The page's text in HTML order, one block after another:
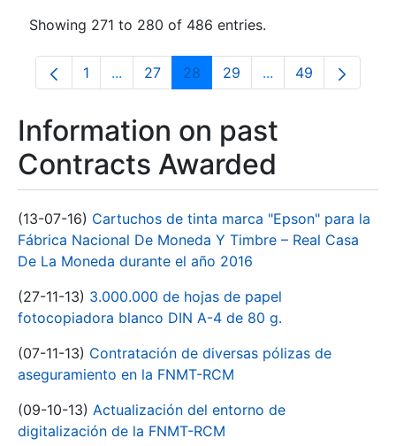
Showing 271 to 280 of 486 entries.
Page
1 ...Intermediate Pages Use TAB to navigate.
Page
27 Page
28 Page
29 ...Intermediate
Page
49
Information on past
Contracts Awarded
(13-07-16) Cartuchos de tinta marca "Epson" para la
Fábrica Nacional De Moneda Y Timbre – Real Casa
De La Moneda durante el año 2016
(27-11-13) 3.000.000 de hojas de papel
fotocopiadora blanco DIN A-4 de 80 g.
(07-11-13) Contratación de diversas pólizas de
aseguramiento en la FNMT-RCM
(09-10-13) Actualización del entorno de
digitalización de la FNMT-RCM